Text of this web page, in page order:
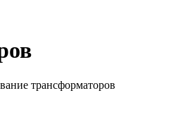
трансформаторов